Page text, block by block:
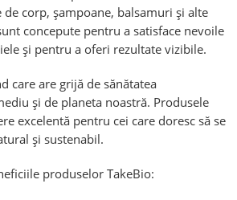
de corp, șampoane, balsamuri și alte
concepute pentru a satisface nevoile
și pentru a oferi rezultate vizibile.
care are grijă de sănătatea
și de planeta noastră. Produsele
excelentă pentru cei care doresc să se
și sustenabil.
produselor TakeBio: